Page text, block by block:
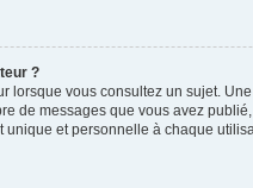
?
lorsque vous consultez un sujet.
de messages que vous avez
et personnelle à chaque